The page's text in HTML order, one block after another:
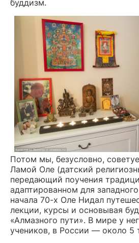
буддизм.
Потом мы, безусловно,
Ламой Оле (датский
передающий поучения
адаптированном для
начала 70-х Оле Нидал
лекции, курсы и основывая
«Алмазного пути». В мире у
учеников, в России — около 5